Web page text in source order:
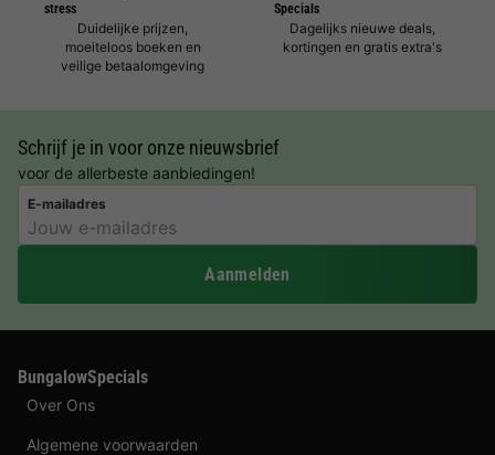
stress
Duidelijke prijzen,
moeiteloos boeken en
veilige betaalomgeving
Specials
Dagelijks nieuwe deals,
kortingen en gratis extra's
Schrijf je in voor onze nieuwsbrief
voor de allerbeste aanbiedingen!
E-mailadres
Aanmelden
BungalowSpecials
Over Ons
Algemene voorwaarden